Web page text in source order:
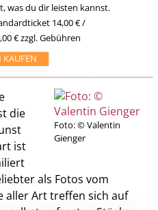
was du dir leisten kannst.
14,00 € /
€ zzgl. Gebühren
KAUFEN
Foto: © Valentin
Gienger
die
ist
als Fotos vom
aller Art treffen sich auf